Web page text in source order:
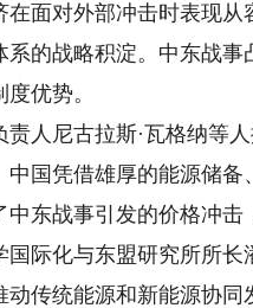
对外部冲击时表现从
的战略积淀。中东战
优势。
尼古拉斯·瓦格纳等人
国凭借雄厚的能源储
东战事引发的价格冲击
化与东盟研究所所长
传统能源和新能源协同